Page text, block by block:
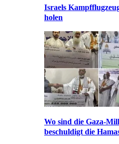
Israels
holen
Wo sind die Gaza-
beschuldigt die